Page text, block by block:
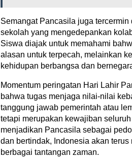
Semangat Pancasila juga
sekolah yang mengedepankan
Siswa diajak untuk memahami
alasan untuk terpecah, melainkan
kehidupan berbangsa dan
Momentum peringatan Hari Lahir
bahwa tugas menjaga nilai-nilai
tanggung jawab pemerintah atau
tetapi merupakan kewajiban
menjadikan Pancasila sebagai
dan bertindak, Indonesia akan
berbagai tantangan zaman.